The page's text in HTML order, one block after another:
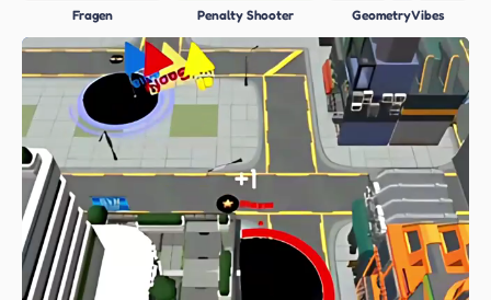
Fragen Penalty Shooter Geometry Vibes